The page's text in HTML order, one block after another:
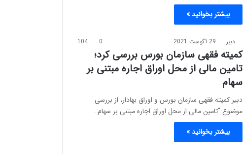
بیشتر بخوانید »
دبیر 29 آگوست 2021 0
104
کمیته فقهی سازمان بورس بررسی کرد؛
تامین مالی از محل اوراق اجاره مبتنی بر
سهام
دبیر کمیته فقهی سازمان بورس و اوراق بهادار، از بررسی
موضوع “تامین مالی از محل اوراق اجاره مبتنی بر سهام…
بیشتر بخوانید »